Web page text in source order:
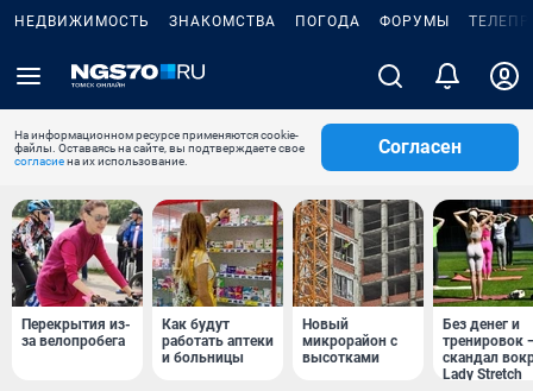
НЕДВИЖИМОСТЬ ЗНАКОМСТВА ПОГОДА ФОРУМЫ
На информационном ресурсе применяются cookie-
файлы. Оставаясь на сайте, вы подтверждаете свое
согласиена их использование.
Согласен
Перекрытия из-
за велопробега
Как будут
работать аптеки
и больницы
Новый
микрорайон с
высотками
Без денег и
тренировок
скандал
Lady Stretch